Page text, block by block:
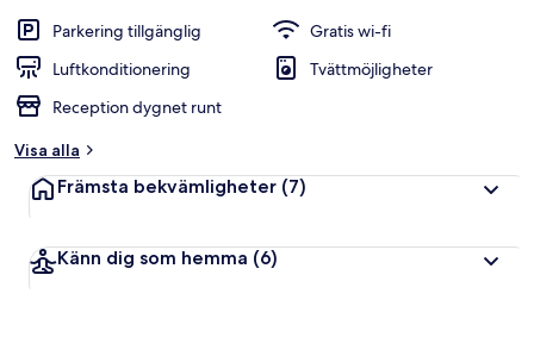
Parkering tillgänglig
Gratis wi-fi
Luftkonditionering
Tvättmöjligheter
Reception dygnet runt
Visa alla
Främsta bekvämligheter (7)
Känn dig som hemma (6)